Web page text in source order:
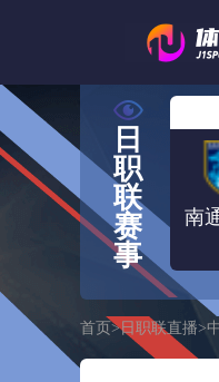
日
职
联
赛
事
南
首页 >日职联直播>